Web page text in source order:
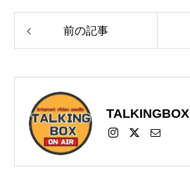
前の記事
TALKINGBOX